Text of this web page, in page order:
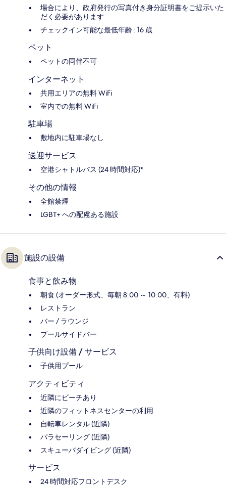
場合により、政府発行の写真付き身分証明書をご提示いた
だく必要があります
チェックイン可能な最低年齢 : 16 歳
ペット
ペットの同伴不可
インターネット
共用エリアの無料 WiFi
室内での無料 WiFi
駐車場
敷地内に駐車場なし
送迎サービス
空港シャトルバス (24 時間対応)*
その他の情報
全館禁煙
LGBT+ への配慮ある施設
施設の設備
食事と飲み物
朝食 (オーダー形式、毎朝 8:00 ～ 10:00、有料)
レストラン
バー / ラウンジ
プールサイドバー
子供向け設備 / サービス
子供用プール
アクティビティ
近隣にビーチあり
近隣のフィットネスセンターの利用
自転車レンタル (近隣)
パラセーリング (近隣)
スキューバダイビング (近隣)
サービス
24 時間対応フロントデスク